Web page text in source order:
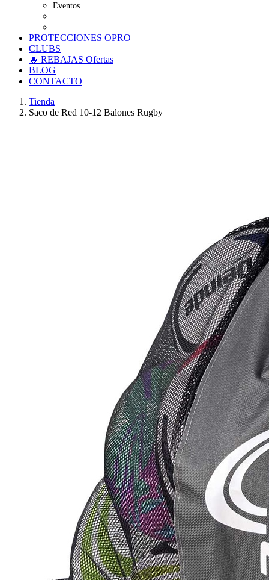
Eventos
PROTECCIONES OPRO
CLUBS
🔥 REBAJAS Ofertas
BLOG
CONTACTO
Tienda
Saco de Red 10-12 Balones Rugby